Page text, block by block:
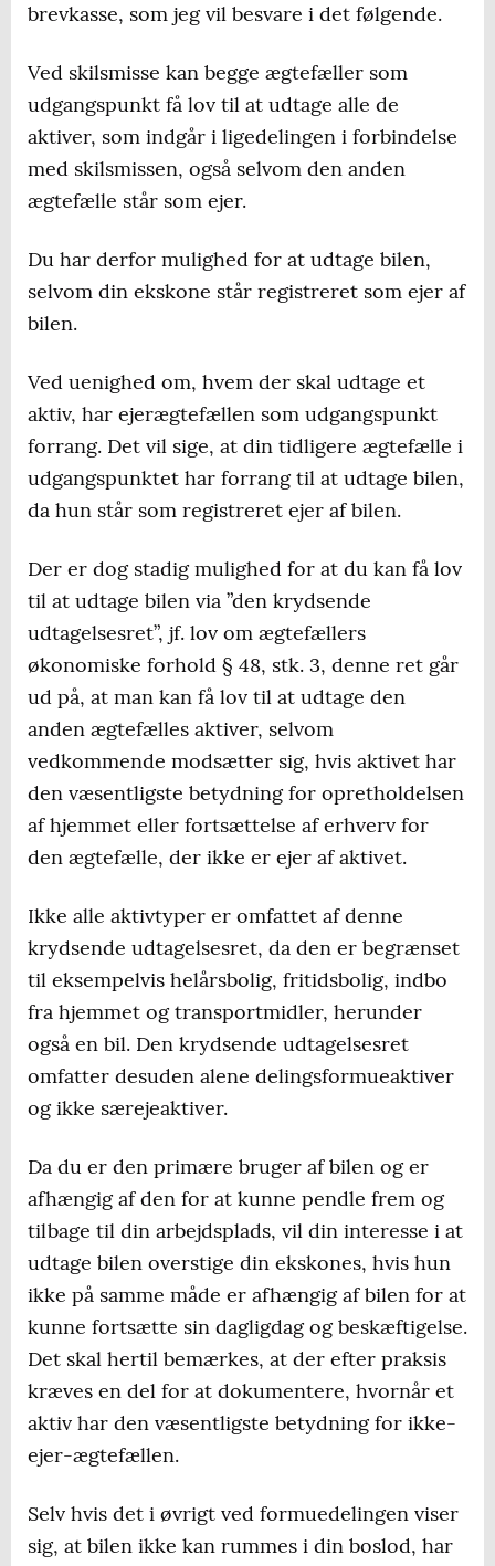
brevkasse, som jeg vil besvare i det følgende.
Ved skilsmisse kan begge ægtefæller som
udgangspunkt få lov til at udtage alle de
aktiver, som indgår i ligedelingen i forbindelse
med skilsmissen, også selvom den anden
ægtefælle står som ejer.
Du har derfor mulighed for at udtage bilen,
selvom din ekskone står registreret som ejer af
bilen.
Ved uenighed om, hvem der skal udtage et
aktiv, har ejerægtefællen som udgangspunkt
forrang. Det vil sige, at din tidligere ægtefælle i
udgangspunktet har forrang til at udtage bilen,
da hun står som registreret ejer af bilen.
Der er dog stadig mulighed for at du kan få lov
til at udtage bilen via ”den krydsende
udtagelsesret”, jf. lov om ægtefællers
økonomiske forhold § 48, stk. 3, denne ret går
ud på, at man kan få lov til at udtage den
anden ægtefælles aktiver, selvom
vedkommende modsætter sig, hvis aktivet har
den væsentligste betydning for opretholdelsen
af hjemmet eller fortsættelse af erhverv for
den ægtefælle, der ikke er ejer af aktivet.
Ikke alle aktivtyper er omfattet af denne
krydsende udtagelsesret, da den er begrænset
til eksempelvis helårsbolig, fritidsbolig, indbo
fra hjemmet og transportmidler, herunder
også en bil. Den krydsende udtagelsesret
omfatter desuden alene delingsformueaktiver
og ikke særejeaktiver.
Da du er den primære bruger af bilen og er
afhængig af den for at kunne pendle frem og
tilbage til din arbejdsplads, vil din interesse i at
udtage bilen overstige din ekskones, hvis hun
ikke på samme måde er afhængig af bilen for at
kunne fortsætte sin dagligdag og beskæftigelse.
Det skal hertil bemærkes, at der efter praksis
kræves en del for at dokumentere, hvornår et
aktiv har den væsentligste betydning for ikke-
ejer-ægtefællen.
Selv hvis det i øvrigt ved formuedelingen viser
sig, at bilen ikke kan rummes i din boslod, har